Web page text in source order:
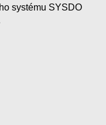
systému SYSDO